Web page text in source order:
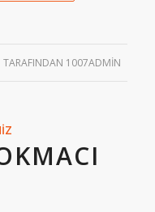
TARAFINDAN 1007ADMIN